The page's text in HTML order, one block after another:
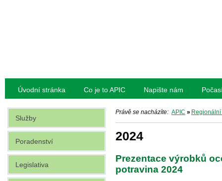
Úvodní stránka Co je to APIC Napište nám
Právě se nacházíte: APIC »
2024
Prezentace výrobků
potravina 2024
Služby
Poradenství
Legislativa